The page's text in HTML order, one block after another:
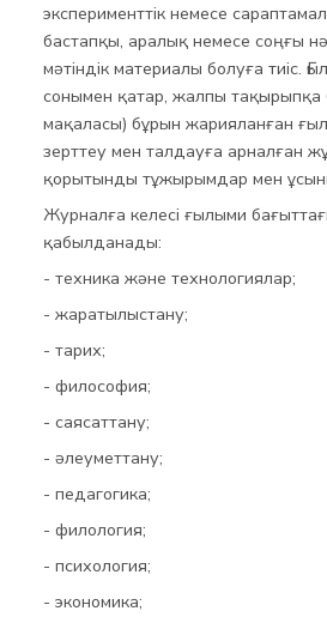
эксперименттік немесе
бастапқы, аралық немесе соңғы
мәтіндік материалы болуға тиіс.
сонымен қатар, жалпы
мақаласы) бұрын жарияланған
зерттеу мен талдауға арналған
қорытынды тұжырымдар мен
Журналға келесі ғылыми
қабылданады:
- техника және технологиялар;
- жаратылыстану;
- тарих;
- философия;
- саясаттану;
- әлеуметтану;
- педагогика;
- филология;
- психология;
- экономика;